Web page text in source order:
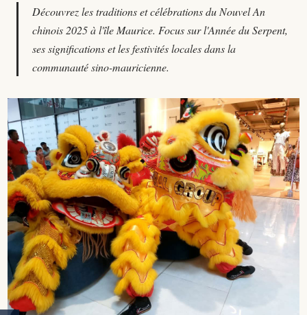
Découvrez les traditions et célébrations du Nouvel An
chinois 2025 à l'île Maurice. Focus sur l'Année du Serpent,
ses significations et les festivités locales dans la
communauté sino-mauricienne.